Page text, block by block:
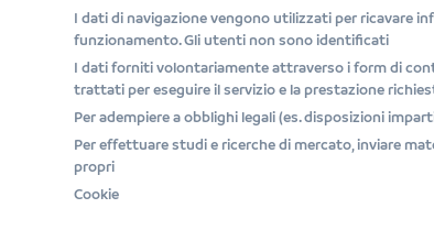
I dati di navigazione vengono utilizzati per ricavare
funzionamento. Gli utenti non sono identificati
I dati forniti volontariamente attraverso i form di
trattati per eseguire il servizio e la prestazione
Per adempiere a obblighi legali (es. disposizioni
Per effettuare studi e ricerche di mercato, inviare
propri
Cookie